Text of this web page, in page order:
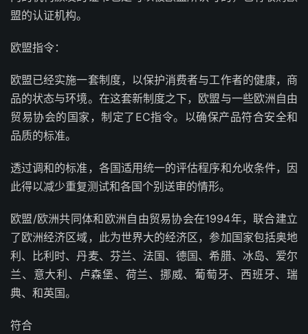
盟的认证机构。
欧盟指令：
欧盟已经实施一套制度，以保护消费者与工作者的健康，商
品的状态与环境。在这套新制度之下，欧盟与一些欧洲自由
贸易协会的国家，制定了EC指令。以确保产品符合安全和
品质的标准。
透过调和的标准，各国适用统一的评估程序和允收条件，因
此得以减少重复测试和各国个别送审的情形。
欧盟/欧洲共同体和欧洲自由贸易协会在1994年，联合建立
了欧洲经济区域，此为世界大的经济区，参加国家包括奥地
利、比利时、丹麦、芬兰、法国、德国、希腊、冰岛、爱尔
兰、意大利、卢森堡、荷兰、挪威、葡萄牙、西班牙、瑞
典、和英国。
符合